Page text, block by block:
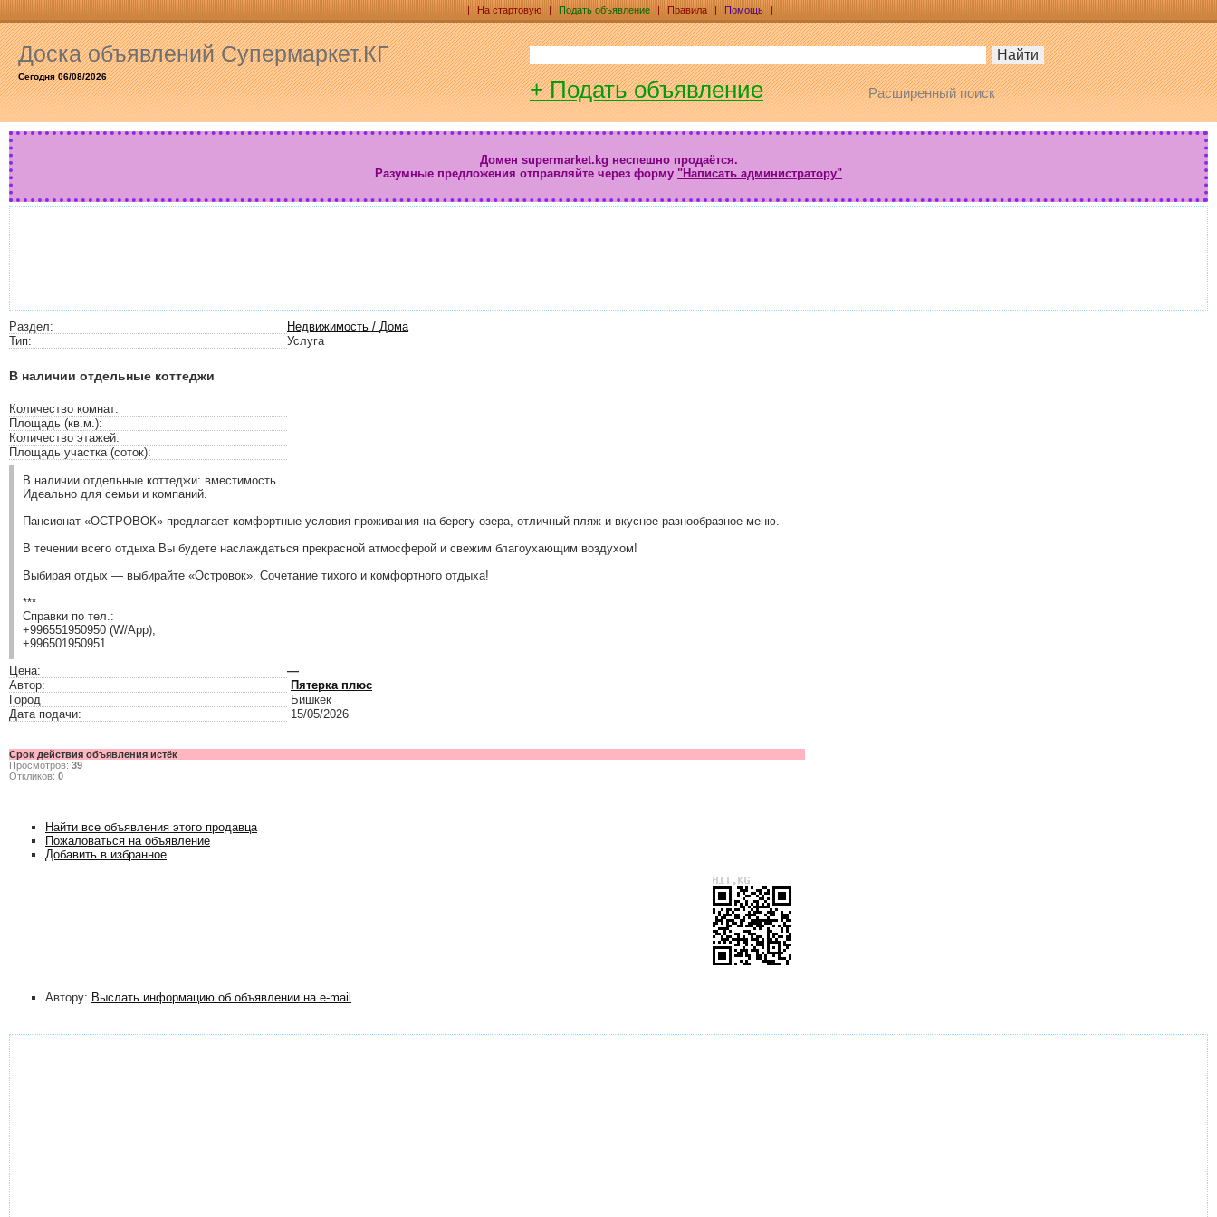
| На стартовую | Подать объявление | Правила | Помощь |
Доска объявлений Супермаркет.КГ
Сегодня 06/08/2026 + Подать объявление Расширенный поиск
Домен supermarket.kg неспешно продаётся.
Разумные предложения отправляйте через форму "Написать администратору"
Раздел:
Недвижимость / Дома
Тип:
Услуга
В наличии отдельные коттеджи
Количество комнат:
Площадь (кв.м.):
Количество этажей:
Площадь участка (соток):
В наличии отдельные коттеджи: вместимость
Идеально для семьи и компаний.
Пансионат «ОСТРОВОК» предлагает комфортные условия проживания на берегу озера, отличный пляж и вкусное разнообразное меню.
В течении всего отдыха Вы будете наслаждаться прекрасной атмосферой и свежим благоухающим воздухом!
Выбирая отдых — выбирайте «Островок». Сочетание тихого и комфортного отдыха!
***
Справки по тел.:
+996551950950 (W/App),
+996501950951
Цена:
—
Автор:
Пятерка плюс
Город
Бишкек
Дата подачи:
15/05/2026
Срок действия объявления истёк
Просмотров: 39
Откликов: 0
Найти все объявления этого продавца
Пожаловаться на объявление
Добавить в избранное
Автору: Выслать информацию об объявлении на e-mail